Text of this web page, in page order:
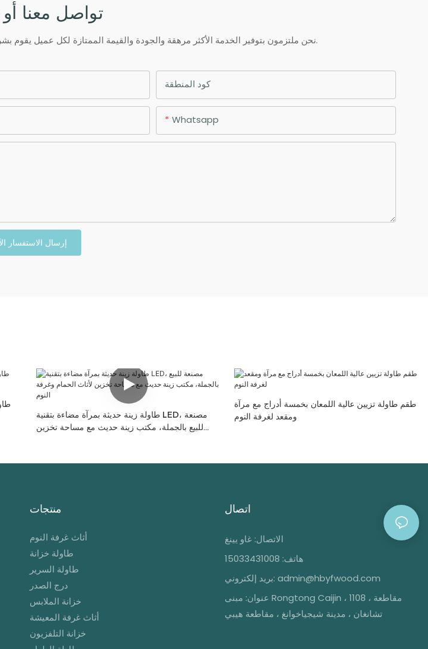
تواصل معنا أو
نحن ملتزمون بتوفير الخدمة الأكثر مرهقة والجودة والقيمة الممتازة لكل عميل يقوم بشراء منتجاتنا. إذا كان لديك أي أسئلة حول طلبك ، فلا تتردد في الاتصال بنا.
كود المنطقة
Whatsapp
إرسال الاستفسار
طاولة زينة حديثة بمرآة مضاءة بتقنية LED، مصنعة
للبيع بالجملة، مكتب زينة حديث مع مساحة تخزين
طقم طاولة تزيين عالية اللمعان بخمسة أدراج مع مرآة
ومقعد لغرفة النوم
منتجات
أثاث غرفة النوم
طاولة خزانة
طاولة السرير
درج الصدر
خزانة الملابس
أثاث غرفة المعيشة
خزانة التلفزيون
اتصال
الاتصال: غاو يينغ
هاتف: 15033431008
بريد إلكتروني: admin@hbyfwood.com
عنوان: مبنى Rongtong Caijin ، 1108 ، مقاطعة
تشانغان ، مدينة شيجياخوانغ ، مقاطعة هيبي